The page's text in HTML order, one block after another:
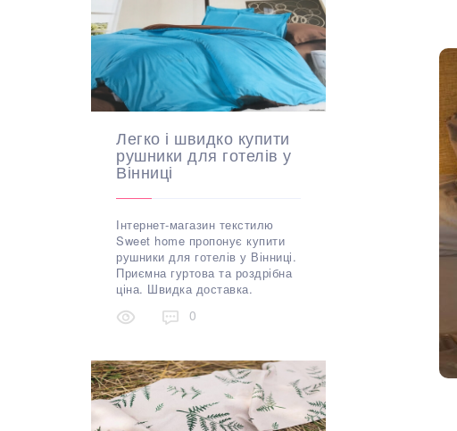
Легко і швидко купити
рушники для готелів у
Вінниці
Інтернет-магазин текстилю
Sweet home пропонує купити
рушники для готелів у Вінниці.
Приємна гуртова та роздрібна
ціна. Швидка доставка.
0